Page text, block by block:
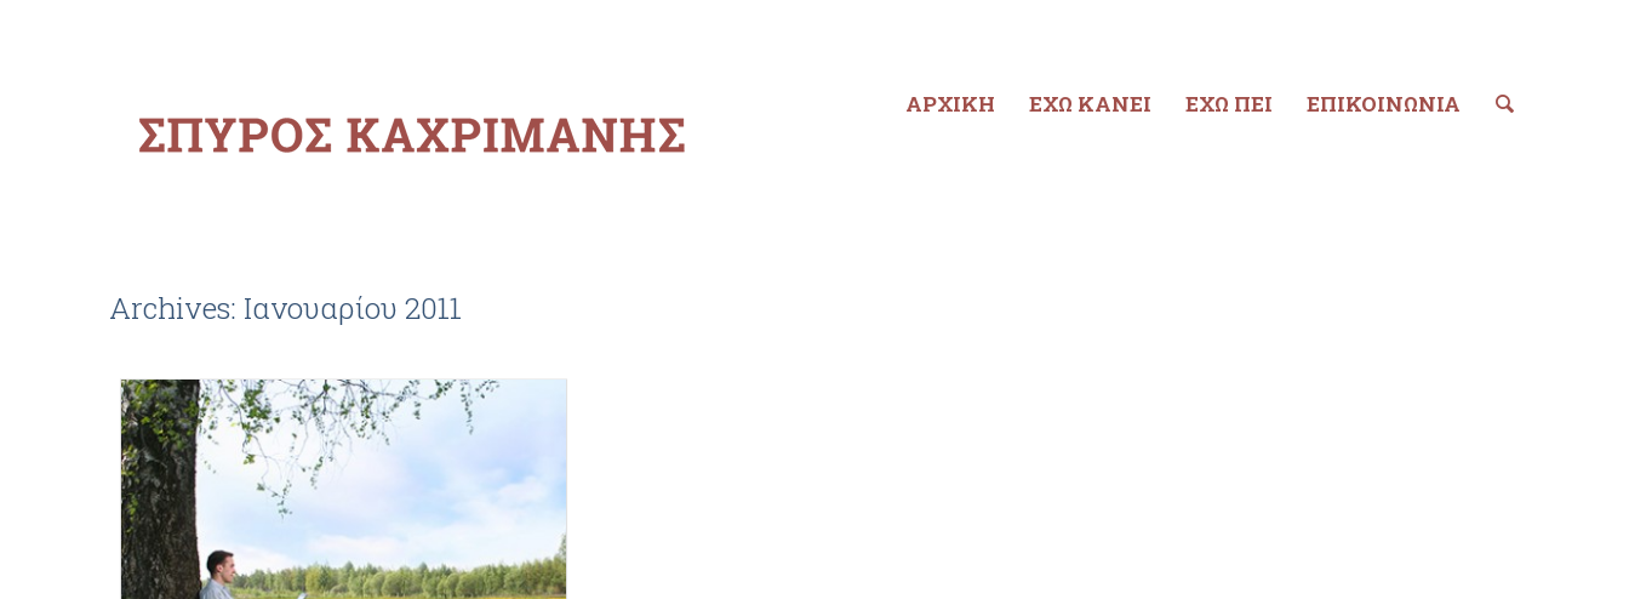
ΑΡΧΙΚΗ ΕΧΩ ΚΑΝΕΙ ΕΧΩ ΠΕΙ ΕΠΙΚΟΙΝΩΝΙΑ
Archives: Ιανουαρίου 2011